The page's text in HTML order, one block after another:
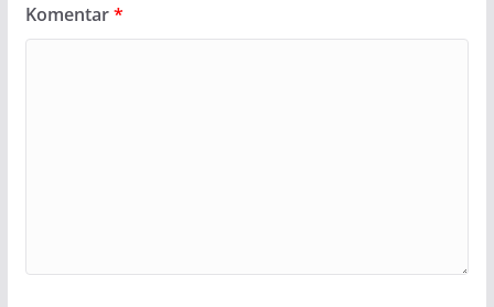
Komentar*